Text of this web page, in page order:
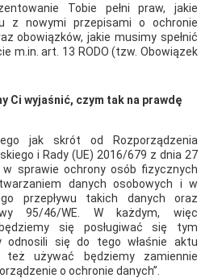
znalazło zatrudnienie 20 osób. To
rodzinnej firmy JANPOL, w
uruchomiony nowoczesny
400 m 2 .
Tobie pełni praw, jakie
z nowymi przepisami o ochronie
obowiązków, jakie musimy spełnić
m.in. art. 13 RODO (tzw. Obowiązek
Ci wyjaśnić, czym tak na prawdę
jak skrót od Rozporządzenia
i Rady (UE) 2016/679 z dnia 27
sprawie ochrony osób fizycznych
danych osobowych i w
przepływu takich danych oraz
95/46/WE. W każdym, więc
się posługiwać się tym
odnosili się do tego właśnie aktu
też używać będziemy zamiennie
o ochronie danych”.